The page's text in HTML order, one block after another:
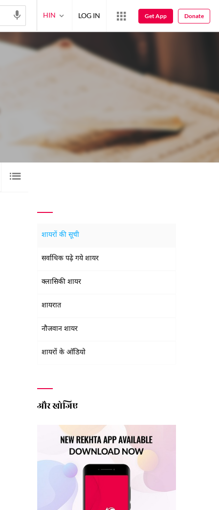
शायरों की सूची
सर्वाधिक पढ़े गये शायर
क्लासिकी शायर
शायरात
नौजवान शायर
शायरों के ऑडियो
और खोजिए
HIN LOG IN Get App Donate